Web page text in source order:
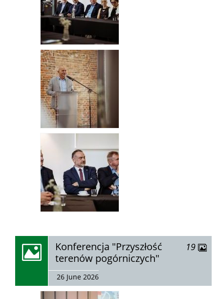
zobacz
galerię:
Konferencja "Przyszłość
terenów pogórniczych"
26 June 2026
19 zdjęć